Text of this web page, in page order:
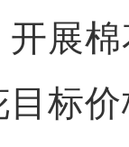
展棉
标